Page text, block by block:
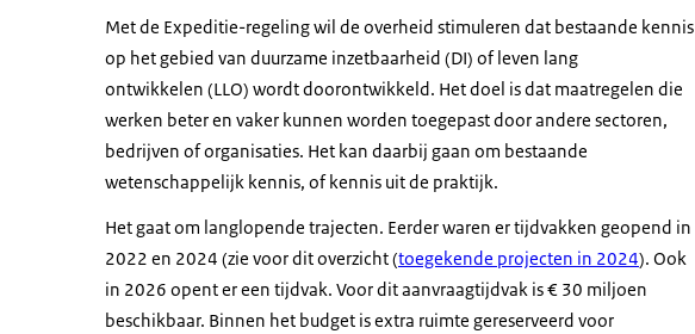
Met de Expeditie-regeling wil de overheid stimuleren dat bestaande kennis
op het gebied van duurzame inzetbaarheid (DI) of leven lang
ontwikkelen (LLO) wordt doorontwikkeld. Het doel is dat maatregelen die
werken beter en vaker kunnen worden toegepast door andere sectoren,
bedrijven of organisaties. Het kan daarbij gaan om bestaande
wetenschappelijk kennis, of kennis uit de praktijk.
Het gaat om langlopende trajecten. Eerder waren er tijdvakken geopend in
2022 en 2024 (zie voor dit overzicht (toegekende projecten in 2024). Ook
in 2026 opent er een tijdvak. Voor dit aanvraagtijdvak is € 30 miljoen
beschikbaar. Binnen het budget is extra ruimte gereserveerd voor